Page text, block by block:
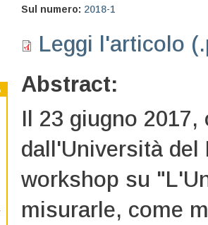
Sul numero: 2018-1
Leggi l'articolo
Abstract:
Il 23 giugno
dall'Università del
workshop su
misurarle, come